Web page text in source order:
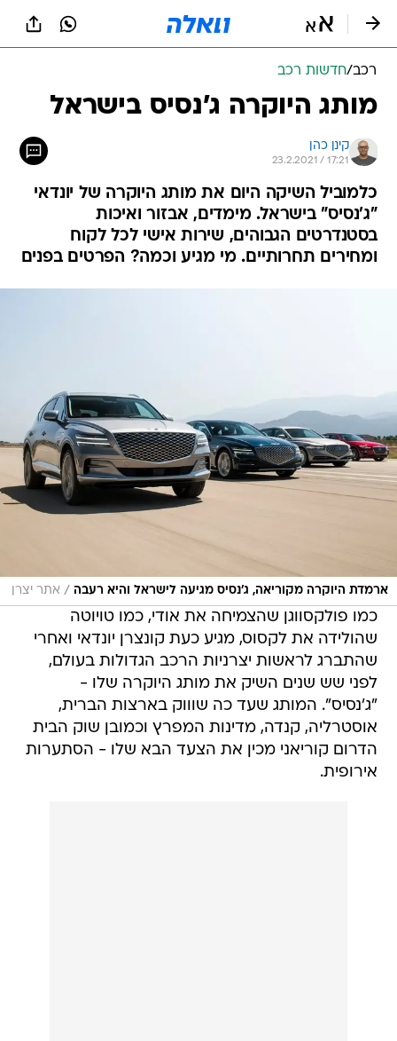
רכב/חדשות רכב
מותג היוקרה ג'נסיס בישראל
קינן כהן
23.2.2021 / 17:21
כלמוביל השיקה היום את מותג היוקרה של יונדאי
"ג'נסיס" בישראל. מימדים, אבזור ואיכות
בסטנדרטים הגבוהים, שירות אישי לכל לקוח
ומחירים תחרותיים. מי מגיע וכמה? הפרטים בפנים
ארמדת היוקרה מקוריאה, ג'נסיס מגיעה לישראל והיא רעבה / אתר יצרן
כמו פולקסווגן שהצמיחה את אודי, כמו טויוטה
שהולידה את לקסוס, מגיע כעת קונצרן יונדאי ואחרי
שהתברג לראשות יצרניות הרכב הגדולות בעולם,
לפני שש שנים השיק את מותג היוקרה שלו -
"ג'נסיס". המותג שעד כה שוווק בארצות הברית,
אוסטרליה, קנדה, מדינות המפרץ וכמובן שוק הבית
הדרום קוריאני מכין את הצעד הבא שלו - הסתערות
אירופית.